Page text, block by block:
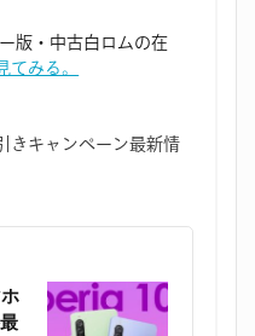
版・中古白ロムの在
てみる。
きキャンペーン最新情